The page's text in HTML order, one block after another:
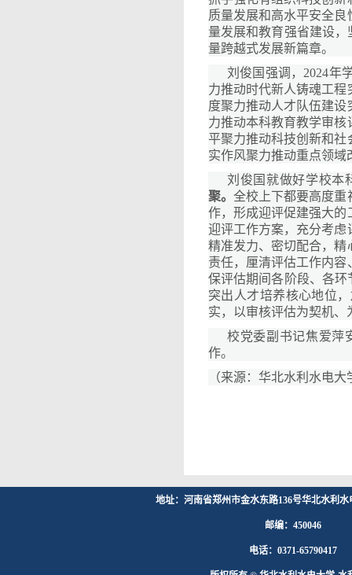
质量发展和高水平安全
量发展和教育强省建设
量跨越式发展新篇章。
刘俊国强调，2024年
力推动时代新人铸魂工
度聚力推动人才队伍建
力推动本科教育教学审
平聚力推动科技创新和
实作风聚力推动重点领
刘俊国就做好学校本
聚。全校上下都要高度重
作，形成迎评促建强大
迎评工作方案，充分考
精准发力、密切配合，
责任，厘清评估工作内
保评估期间各阶段、各
突出人才培养核心地位
实，以审核评估为契机
校党委副书记焦爱萍
作。
（来源：华北水利水电大
地址：河南省郑州市金水东路136号华北水利
邮编：450046
电话：0371-65790417